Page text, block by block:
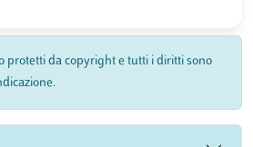
protetti da copyright e tutti i diritti sono